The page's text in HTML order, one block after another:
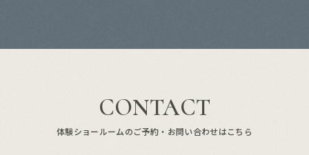
CONTACT
体験ショールームのご予約・お問い合わせはこちら